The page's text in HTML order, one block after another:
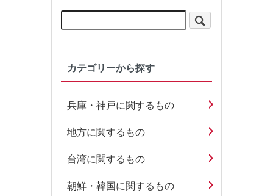
カテゴリーから探す
兵庫・神戸に関するもの
地方に関するもの
台湾に関するもの
朝鮮・韓国に関するもの